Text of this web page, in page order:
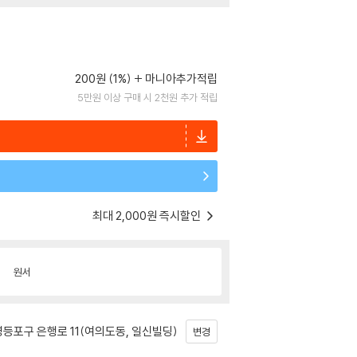
200원 (1%) 마니아추가적립
5만원 이상 구매 시 2천원 추가 적립
최대 2,000원 즉시할인
원서
포구 은행로 11(여의도동, 일신빌딩) 변경